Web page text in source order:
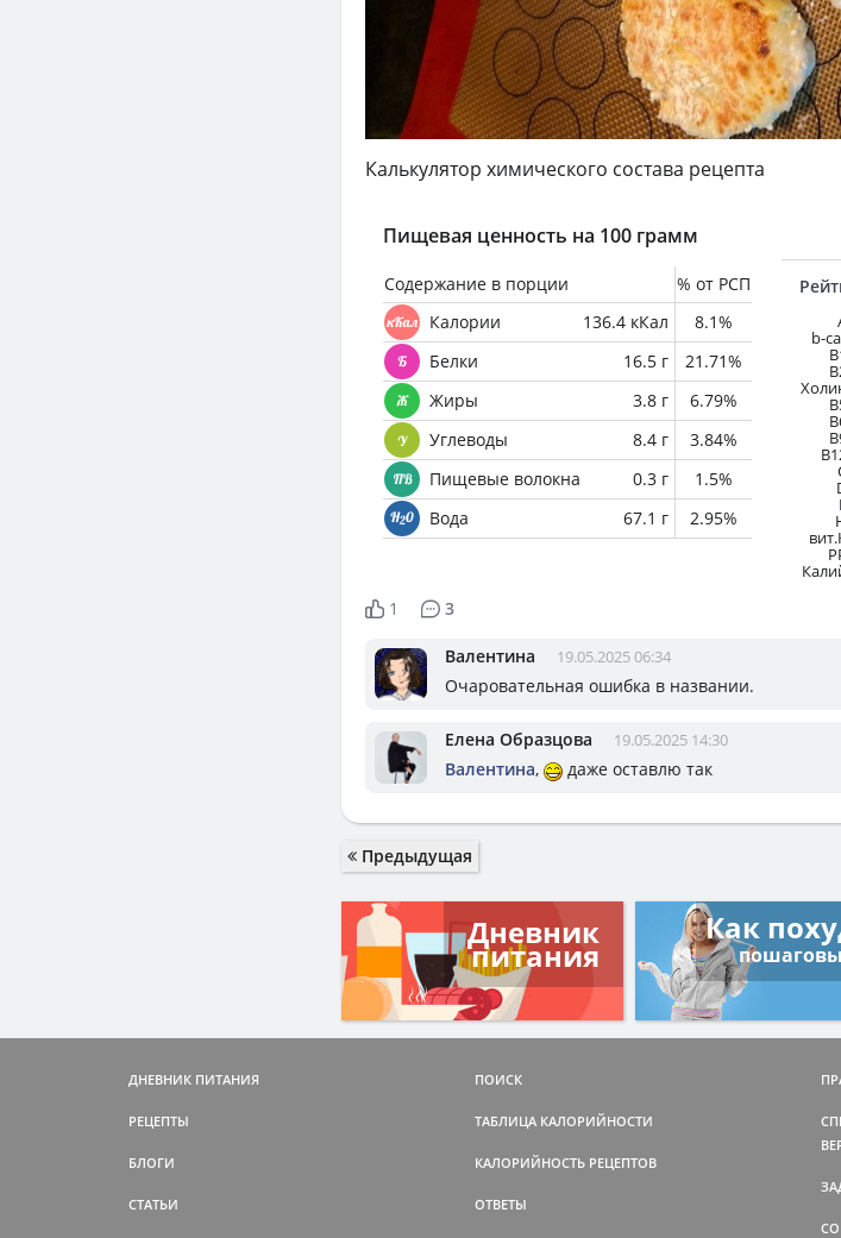
Калькулятор химического состава рецепта
Пищевая ценность на 100 грамм
Содержание в порции
% от РСП
Калории
136.4 кКал
8.1%
Белки
16.5 г
21.71%
Жиры
3.8 г
6.79%
Углеводы
8.4 г
3.84%
Пищевые волокна
0.3 г
1.5%
Вода
67.1 г 2.95%
b-
1 3
Валентина 19.05.2025 06:34
Очаровательная ошибка в названии.
Елена Образцова 19.05.2025 14:30
Валентина, даже оставлю так
Предыдущая
Дневник
питания
Как
ДНЕВНИК ПИТАНИЯ
РЕЦЕПТЫ
БЛОГИ
СТАТЬИ
ПОИСК
ТАБЛИЦА КАЛОРИЙНОСТИ
КАЛОРИЙНОСТЬ РЕЦЕПТОВ
ОТВЕТЫ